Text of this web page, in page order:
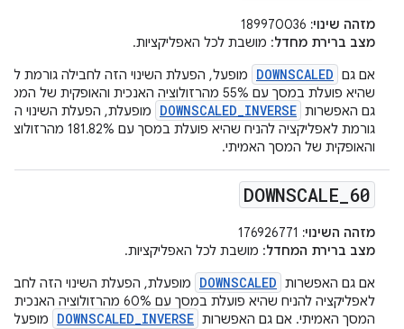
מזהה שינוי:
מצב ברירת מחדל: מושבת לכל האפליקציות.
אם גם DOWNSCALED
מופעל, הפעלת השינוי הזה לחבילה גורמת
שהיא פועלת במסך עם 55% מהרזולוציה האנכית והאופקית
גם האפשרות DOWNSCALED_INVERSE
מופעלת, הפעלת השינוי
גורמת לאפליקציה להניח שהיא פועלת במסך
והאופקית של המסך האמיתי.
DOWNSCALE 60
מזהה השינוי:
מצב ברירת המחדל: מושבת לכל האפליקציות.
אם גם האפשרות DOWNSCALED
מופעלת, הפעלת השינוי הזה
לאפליקציה להניח שהיא פועלת במסך עם 60%
המסך האמיתי. אם גם האפשרות DOWNSCALED_INVERSE